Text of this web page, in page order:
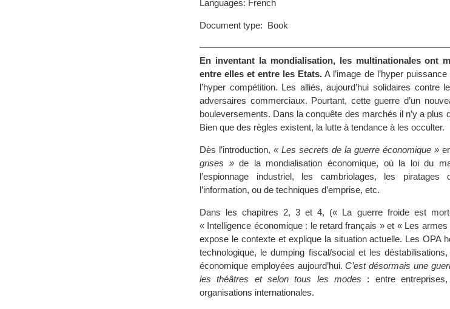
Languages: French
Document type: Book
En inventant la mondialisation, les multinationales ont
entre elles et entre les Etats. A l’image de l’hyper
l’hyper compétition. Les alliés, aujourd’hui solidaires contre
adversaires commerciaux. Pourtant, cette guerre d’un
bouleversements. Dans la conquête des marchés il n’y a plus
Bien que des règles existent, la lutte à tendance à les occulter.
Dès l’introduction, « Les secrets de la guerre économique »
grises »de la mondialisation économique, où la loi du
l’espionnage industriel, les cambriolages, les
l’information, ou de techniques d’emprise, etc.
Dans les chapitres 2, 3 et 4, (« La guerre froide est
« Intelligence économique : le retard français » et « Les armes
expose le contexte et explique la situation actuelle. Les OPA
technologique, le dumping fiscal/social et les
économique employées aujourd’hui.C’est désormais une
les théâtres et selon tous les modes : entre
organisations internationales.